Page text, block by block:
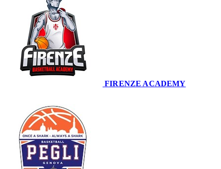
FIRENZE ACADEMY